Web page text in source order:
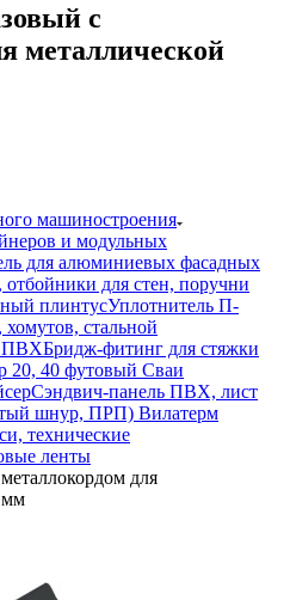
с
металлической
машиностроения
и модульных
для алюминиевых фасадных
для стен, поручни
плинтусУплотнитель П-
стальной
ПВХБридж-фитинг для стяжки
20, 40 футовый Сваи
Сэндвич-панель ПВХ, лист
шнур, ПРП) Вилатерм
технические
ленты
для
мм